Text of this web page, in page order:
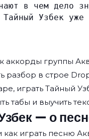
в чем дело
Тайный Узбек уже
аккорды группы
разбор в строе
играть Тайный
табы и выучить
— о
как играть песню